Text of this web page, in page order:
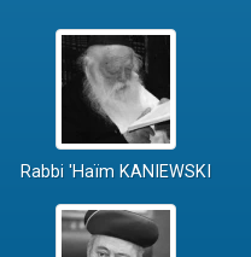
Rabbi 'Haïm KANIEWSKI